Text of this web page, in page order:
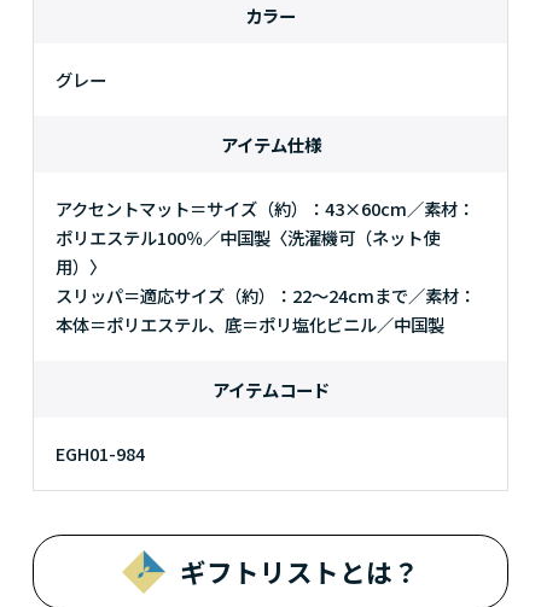
カラー
グレー
アイテム仕様
アクセントマット＝サイズ（約）：43×60cm／素材：
ポリエステル100％／中国製〈洗濯機可（ネット使
用）〉
スリッパ＝適応サイズ（約）：22～24cmまで／素材：
本体＝ポリエステル、底＝ポリ塩化ビニル／中国製
アイテムコード
EGH01-984
ギフトリストとは？